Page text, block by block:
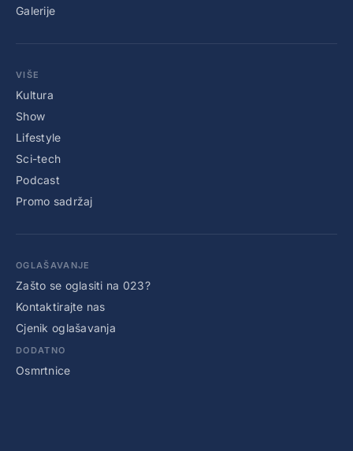
Galerije
VIŠE
Kultura
Show
Lifestyle
Sci-tech
Podcast
Promo sadržaj
OGLAŠAVANJE
Zašto se oglasiti na 023?
Kontaktirajte nas
Cjenik oglašavanja
DODATNO
Osmrtnice